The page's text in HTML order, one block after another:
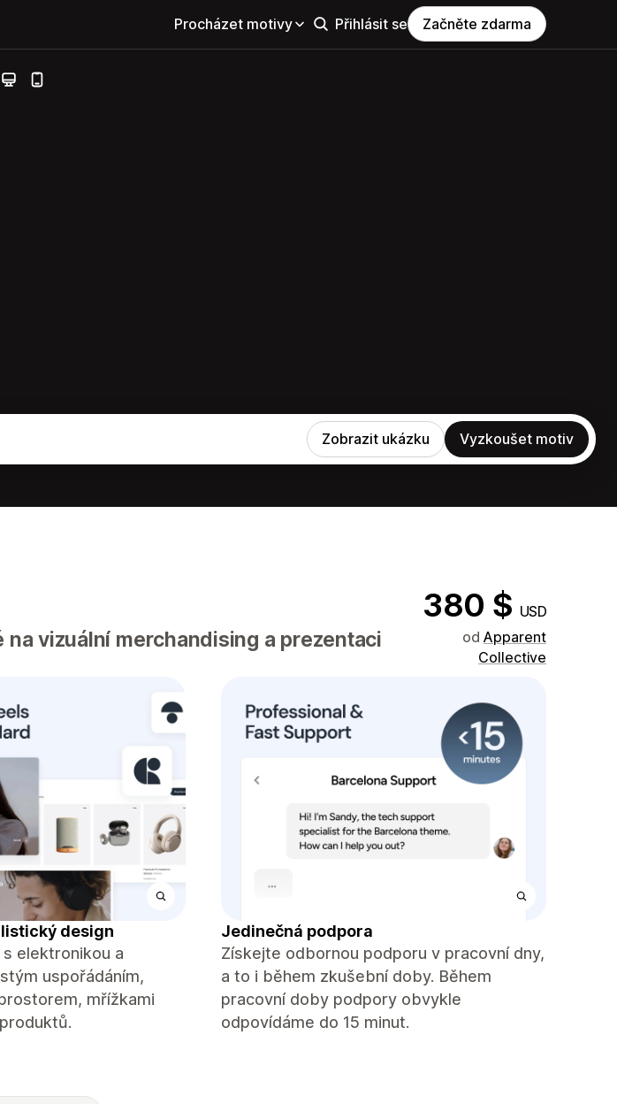
Procházet motivy Přihlásit se Začněte zdarma
Zobrazit ukázku Vyzkoušet motiv
380 $ USD
na vizuální merchandising a prezentaci
od Apparent
Collective
design
elektronikou a
uspořádáním,
mřížkami
Jedinečná podpora
Získejte odbornou podporu v pracovní dny,
a to i během zkušební doby. Během
pracovní doby podpory obvykle
odpovídáme do 15 minut.